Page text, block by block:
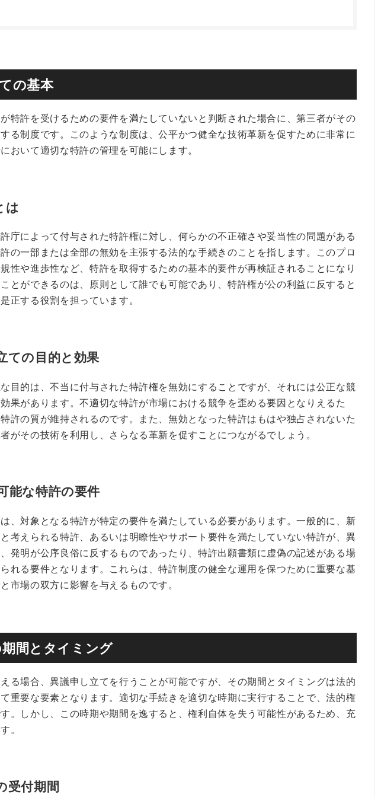
の基本
特許を受けるための要件を満たしていないと判断された場合に、第三者がその
る制度です。このような制度は、公平かつ健全な技術革新を促すために非常に
おいて適切な特許の管理を可能にします。
は
庁によって付与された特許権に対し、何らかの不正確さや妥当性の問題がある
の一部または全部の無効を主張する法的な手続きのことを指します。このプロ
性や進歩性など、特許を取得するための基本的要件が再検証されることになり
とができるのは、原則として誰でも可能であり、特許権が公の利益に反すると
正する役割を担っています。
ての目的と効果
目的は、不当に付与された特許権を無効にすることですが、それには公正な競
果があります。不適切な特許が市場における競争を歪める要因となりえるた
許の質が維持されるのです。また、無効となった特許はもはや独占されないた
がその技術を利用し、さらなる革新を促すことにつながるでしょう。
能な特許の要件
、対象となる特許が特定の要件を満たしている必要があります。一般的に、新
考えられる特許、あるいは明瞭性やサポート要件を満たしていない特許が、異
発明が公序良俗に反するものであったり、特許出願書類に虚偽の記述がある場
れる要件となります。これらは、特許制度の健全な運用を保つために重要な基
市場の双方に影響を与えるものです。
間とタイミング
る場合、異議申し立てを行うことが可能ですが、その期間とタイミングは法的
重要な要素となります。適切な手続きを適切な時期に実行することで、法的権
。しかし、この時期や期間を逸すると、権利自体を失う可能性があるため、充
。
受付期間